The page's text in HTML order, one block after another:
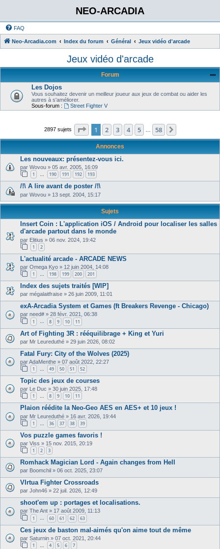
NEO-ARCADIA
FAQ
Neo-Arcadia.com Index du forum Général Jeux vidéo d'arcade
Jeux vidéo d'arcade
Forum
Les Dojos
Vous souhaitez devenir un meilleur joueur aux jeux de combat ou aider les
autres à s'améliorer.
Sous-forum :
Street Fighter V
2897 sujets Page 1sur58
1 2 3 4 5 58
Annonces
Les nouveaux: présentez-vous ici.
par Wovou » 05 avr. 2005, 16:09
1 … 190 191 192 193
/!\ A lire avant de poster /!\
par Wovou » 13 sept. 2004, 15:17
Sujets
Insert Coin : L'application iOS / Android pour localiser les salles
d'arcade partout dans le monde
par Elitius » 06 nov. 2024, 19:42
1 2
L'actualité arcade - ARCADE NEWS
par Omega Kyo » 12 juin 2004, 14:08
1 … 198 199 200 201
Index des sujets traités [WIP]
par mégalaitfraise » 26 juin 2009, 11:01
exA-Arcadia System et Games (ft Breakers Revenge - Chicago)
par need# » 28 févr. 2021, 06:38
1 … 8 9 10 11
Art of Fighting 3R : rééquilibrage + King et Yuri
par Mr Leureduthé » 29 juin 2026, 08:02
Fatal Fury: City of the Wolves (2025)
parAdaMenthe » 07 août 2022, 22:27
1 49 50 51 52
Topic des jeux de courses
par Le Duc » 30 juin 2025, 17:48
1 … 8 9 10 11
Plaion réédite la Neo-Geo AES en AES+ et 10 jeux !
par Mr Leureduthé » 16 avr. 2026, 19:44
1 36 37 38 39
Vos puzzle games favoris !
par Viss » 15 nov. 2015, 20:19
1 2 3
Romhack Magician Lord - Again changes from Hell
par Boomchil » 06 oct. 2025, 23:07
VIrtua Fighter Crossroads
par John46 » 22 juil. 2026, 12:49
shoot'em up : portages et localisations.
par The Ant » 17 août 2009, 11:13
1 … 60 61 62 63
Ces jeux de baston mal-aimés qu'on aime tout de même
par Saturnin » 07 oct. 2021, 20:44
1 4 5 6 7